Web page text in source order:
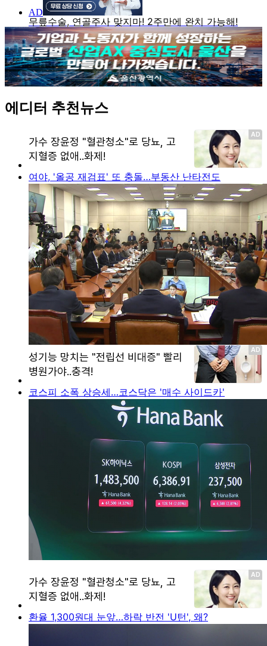
에디터 추천뉴스
여야, '올공 재검표' 또 충돌…부동산 난타전도
코스피 소폭 상승세…코스닥은 '매수 사이드카'
환율 1,300원대 눈앞…하락 반전 'U턴', 왜?